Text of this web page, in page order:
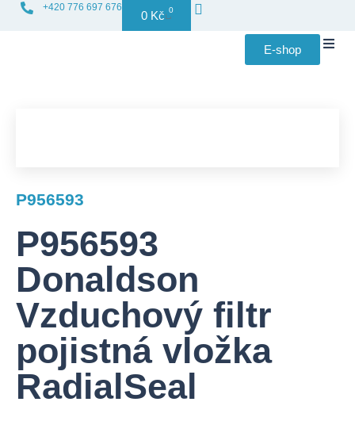
+420 776 697 676
0 Kč 0
E-shop
P956593
P956593
Donaldson
Vzduchový filtr
pojistná vložka
RadialSeal